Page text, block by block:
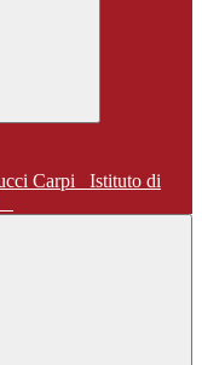
Istituto di